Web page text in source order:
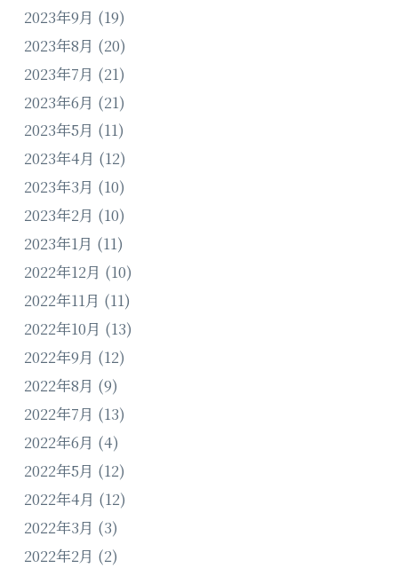
2023年9月 (19)
2023年8月 (20)
2023年7月 (21)
2023年6月 (21)
2023年5月 (11)
2023年4月 (12)
2023年3月 (10)
2023年2月 (10)
2023年1月 (11)
2022年12月 (10)
2022年11月 (11)
2022年10月 (13)
2022年9月 (12)
2022年8月 (9)
2022年7月 (13)
2022年6月 (4)
2022年5月 (12)
2022年4月 (12)
2022年3月 (3)
2022年2月 (2)